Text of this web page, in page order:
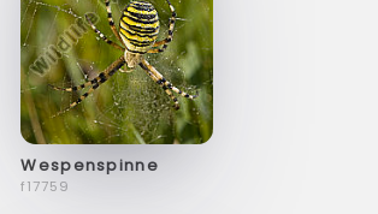
Wespenspinne
f17759